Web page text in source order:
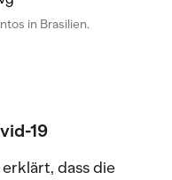
in Brasilien.
19
dass die